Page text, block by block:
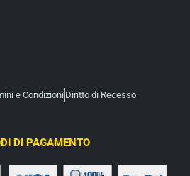
e Condizioni Diritto di Recesso
DI PAGAMENTO